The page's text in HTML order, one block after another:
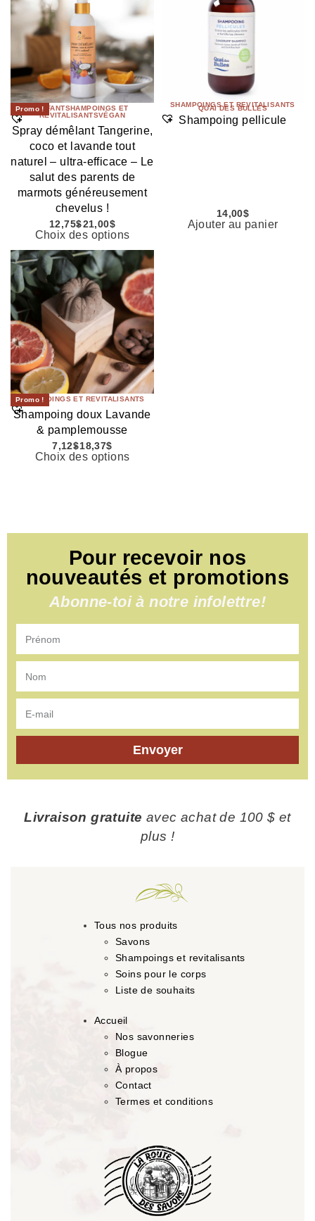
Promo !ENFANTSHAMPOINGS ET
REVITALISANTSVÉGAN
Spray démêlant Tangerine,
coco et lavande tout
naturel – ultra-efficace – Le
salut des parents de
marmots généreusement
chevelus !
12,75$21,00$
Choix des options
QUAI DES BULLES
SHAMPOINGS ET REVITALISANTS
Shampoing pellicule
14,00$
Ajouter au panier
Promo !
SHAMPOINGS ET REVITALISANTS
Shampoing doux Lavande
& pamplemousse
7,12$18,37$
Choix des options
Pour recevoir nos
nouveautés et promotions
Abonne-toi à notre infolettre!
Envoyer
Livraison gratuite avec achat de 100 $ et
plus !
Tous nos produits
Savons
Shampoings et revitalisants
Soins pour le corps
Liste de souhaits
Accueil
Nos savonneries
Blogue
À propos
Contact
Termes et conditions